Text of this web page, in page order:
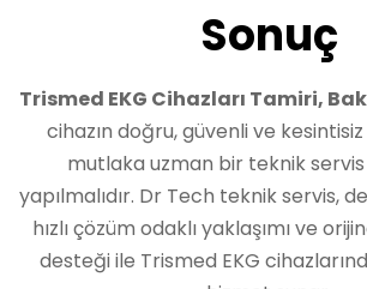
Sonuç
Trismed EKG Cihazları Tamiri,
cihazın doğru, güvenli ve kesintisiz
mutlaka uzman bir teknik
yapılmalıdır. Dr Tech teknik servis,
hızlı çözüm odaklı yaklaşımı ve
desteği ile Trismed EKG